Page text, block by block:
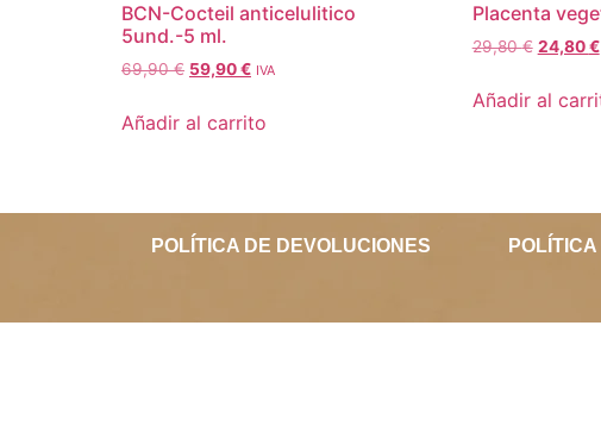
BCN-Cocteil anticelulitico
5und.-5 ml.
69,90€ 59,90€ IVA
Añadir al carrito
Placenta
29,80€ 24,80€
Añadir al
POLÍTICA DE DEVOLUCIONES